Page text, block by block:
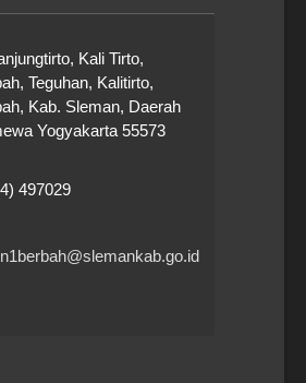
Kali Tirto,
Teguhan, Kalitirto,
Kab. Sleman, Daerah
Yogyakarta 55573
497029